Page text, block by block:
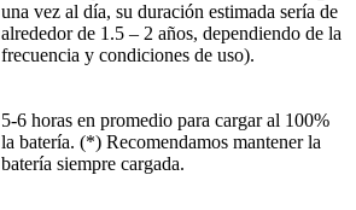
una vez al día, su duración estimada sería de
alrededor de 1.5 – 2 años, dependiendo de la
frecuencia y condiciones de uso).
5-6 horas en promedio para cargar al 100%
la batería. (*) Recomendamos mantener la
batería siempre cargada.